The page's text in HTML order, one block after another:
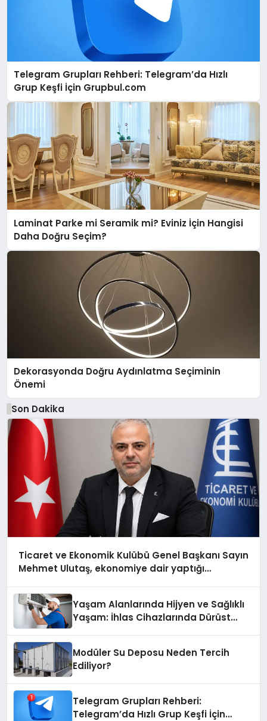
Telegram Grupları Rehberi: Telegram’da Hızlı
Grup Keşfi İçin Grupbul.com
Laminat Parke mi Seramik mi? Eviniz İçin Hangisi
Daha Doğru Seçim?
Dekorasyonda Doğru Aydınlatma Seçiminin
Önemi
Son Dakika
Ticaret ve Ekonomik Kulübü Genel Başkanı Sayın
Mehmet Ulutaş, ekonomiye dair yaptığı
Yaşam Alanlarında Hijyen ve Sağlıklı
Yaşam: İhlas Cihazlarında Dürüst
Modüler Su Deposu Neden Tercih
Ediliyor?
Telegram Grupları Rehberi:
Telegram’da Hızlı Grup Keşfi İçin